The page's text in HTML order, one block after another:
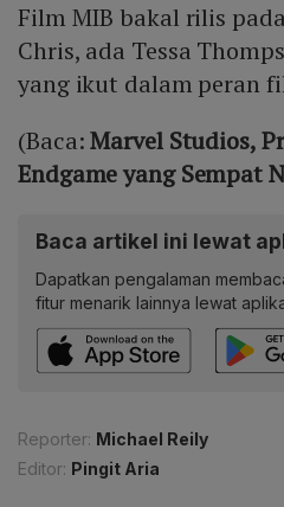
Film MIB bakal rilis
Chris, ada Tessa
yang ikut dalam peran
(Baca:Marvel Studios,
Endgame yang Sempat
Baca artikel ini lewat
Dapatkan pengalaman
fitur menarik lainnya lewat
Reporter: Michael Reily
Editor: Pingit Aria